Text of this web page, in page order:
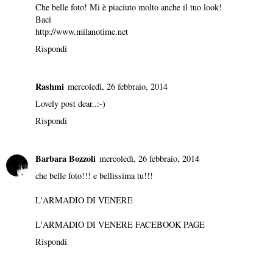
Che belle foto! Mi è piaciuto molto anche il tuo look!
Baci
http://www.milanotime.net
Rispondi
Rashmi mercoledì, 26 febbraio, 2014
Lovely post dear..:-)
Rispondi
Barbara Bozzoli mercoledì, 26 febbraio, 2014
che belle foto!!! e bellissima tu!!!
L'ARMADIO DI VENERE
L'ARMADIO DI VENERE FACEBOOK PAGE
Rispondi